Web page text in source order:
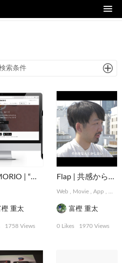
索条件
MAMORIO | “なくすを、なくす。” 世界最小クラスの紛失防止デバイス
樫 重太
1758 Views
Flap | 共感から始まるデザインパートナーシップサービス
Web Movie ,App
富樫 重太
0 Likes 1970 Views